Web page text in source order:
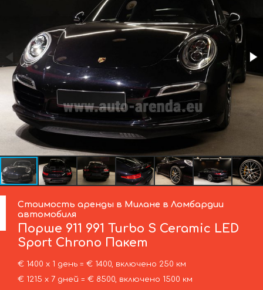
Стоимость аренды в Милане в Ломбардии
автомобиля
Порше 911 991 Turbo S Ceramic LED
Sport Chrono Пакет
€ 1400 х 1 день = € 1400, включено 250 км
€ 1215 х 7 дней = € 8500, включено 1500 км